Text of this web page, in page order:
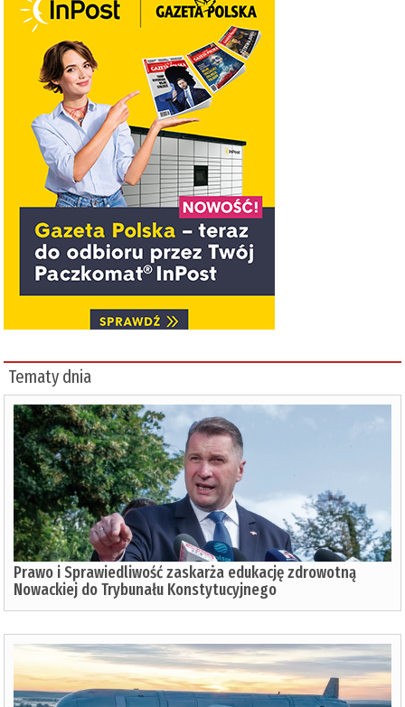
Tematy dnia
Prawo i Sprawiedliwość zaskarża edukację zdrowotną
Nowackiej do Trybunału Konstytucyjnego